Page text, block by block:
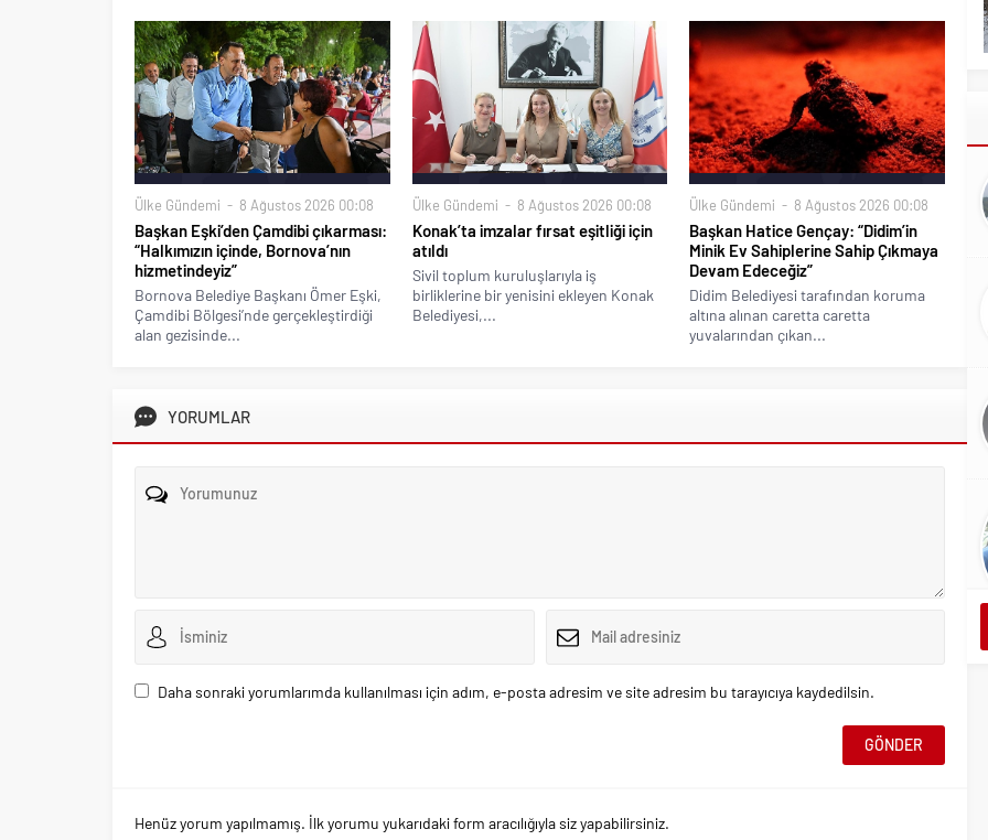
Ülke Gündemi 8 Ağustos 2026 00:08
Başkan Eşki’den Çamdibi çıkarması:
“Halkımızın içinde, Bornova’nın
hizmetindeyiz”
Bornova Belediye Başkanı Ömer Eşki,
Çamdibi Bölgesi’nde gerçekleştirdiği
alan gezisinde...
Ülke Gündemi 8 Ağustos 2026 00:08
Konak’ta imzalar fırsat eşitliği için
atıldı
Sivil toplum kuruluşlarıyla iş
birliklerine bir yenisini ekleyen Konak
Belediyesi,...
Ülke Gündemi 8 Ağustos 2026 00:08
Başkan Hatice Gençay: “Didim’in
Minik Ev Sahiplerine Sahip Çıkmaya
Devam Edeceğiz”
Didim Belediyesi tarafından koruma
altına alınan caretta caretta
yuvalarından çıkan...
YORUMLAR
Daha sonraki yorumlarımda kullanılması için adım, e-posta adresim ve site adresim bu tarayıcıya kaydedilsin.
Henüz yorum yapılmamış. İlk yorumu yukarıdaki form aracılığıyla siz yapabilirsiniz.